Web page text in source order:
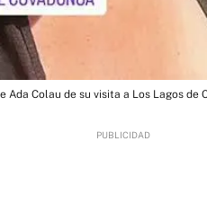
Ada Colau de su visita a Los Lagos de